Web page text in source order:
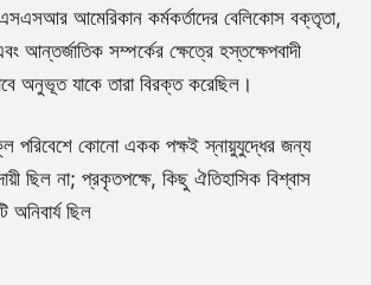
আমেরিকান কর্মকর্তাদের বেলিকোস বক্তৃতা,
আন্তর্জাতিক সম্পর্কের ক্ষেত্রে হস্তক্ষেপবাদী
অনুভূত যাকে তারা বিরক্ত করেছিল।
পরিবেশে কোনো একক পক্ষই স্নায়ুযুদ্ধের জন্য
ছিল না; প্রকৃতপক্ষে, কিছু ঐতিহাসিক বিশ্বাস
অনিবার্য ছিল